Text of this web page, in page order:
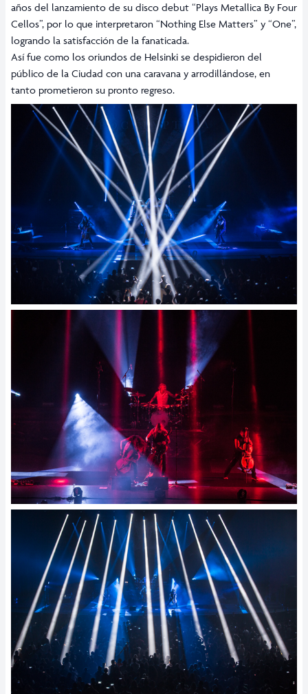
años del lanzamiento de su disco debut “Plays Metallica By Four
Cellos”, por lo que interpretaron “Nothing Else Matters” y “One”,
logrando la satisfacción de la fanaticada.
Así fue como los oriundos de Helsinki se despidieron del
público de la Ciudad con una caravana y arrodillándose, en
tanto prometieron su pronto regreso.